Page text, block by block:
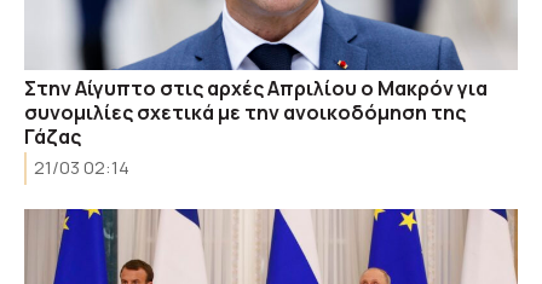
Στην Αίγυπτο στις αρχές Απριλίου ο Μακρόν για
συνομιλίες σχετικά με την ανοικοδόμηση της
Γάζας
21/03 02:14